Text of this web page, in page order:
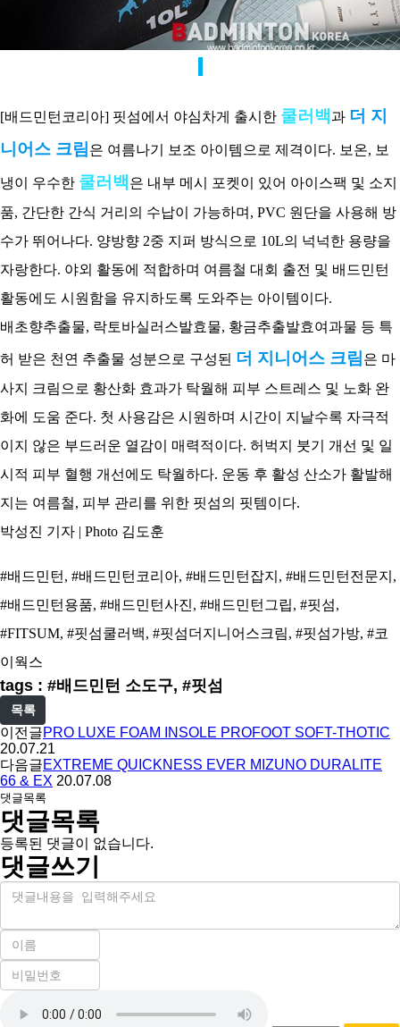
[배드민턴코리아] 핏섬에서 야심차게 출시한 쿨러백과 더 지
니어스 크림 은 여름나기 보조 아이템으로 제격이다. 보온, 보
냉이 우수한 쿨러백은 내부 메시 포켓이 있어 아이스팩 및 소지
품, 간단한 간식 거리의 수납이 가능하며, PVC 원단을 사용해 방
수가 뛰어나다. 양방향 2중 지퍼 방식으로 10L의 넉넉한 용량을
자랑한다. 야외 활동에 적합하며 여름철 대회 출전 및 배드민턴
활동에도 시원함을 유지하도록 도와주는 아이템이다.
배초향추출물, 락토바실러스발효물, 황금추출발효여과물 등 특
허 받은 천연 추출물 성분으로 구성된 더 지니어스 크림 은 마
사지 크림으로 황산화 효과가 탁월해 피부 스트레스 및 노화 완
화에 도움 준다. 첫 사용감은 시원하며 시간이 지날수록 자극적
이지 않은 부드러운 열감이 매력적이다. 허벅지 붓기 개선 및 일
시적 피부 혈행 개선에도 탁월하다. 운동 후 활성 산소가 활발해
지는 여름철, 피부 관리를 위한 핏섬의 핏템이다.
박성진 기자 | Photo 김도훈
#배드민턴, #배드민턴코리아, #배드민턴잡지, #배드민턴전문지,
#배드민턴용품, #배드민턴사진, #배드민턴그립, #핏섬,
#FITSUM, #핏섬쿨러백, #핏섬더지니어스크림, #핏섬가방, #코
이웍스
tags : #배드민턴 소도구, #핏섬
목록
이전글PRO LUXE FOAM INSOLE PROFOOT SOFT-THOTIC
20.07.21
다음글EXTREME QUICKNESS EVER MIZUNO DURALITE
66 & EX 20.07.08
댓글목록
댓글목록
등록된 댓글이 없습니다.
댓글쓰기
내
이
필
수
비
밀